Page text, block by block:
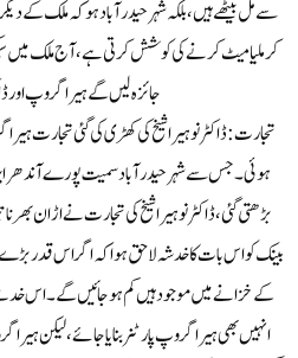
سے مل بیٹھے ہیں، بلکہ شہر حیدرآباد ہو کہ ملک کے
کر ملیا میٹ کرنے کی کوشش کرتی ہے، آج ملک میں
جائزہ لیں گے ہیرا گروپ اور
تجارت : ڈاکٹر نوہیرا شیخ کی کھڑی کی گئی تجارت
ہوئی۔ جس سے شہر حیدر آباد سمیت پورے آندھرا
بینک کو اس بات کا خدشہ لاحق ہوا کہ اگر اس قدر بڑے
انہیں بھی ہیرا گروپ پارٹنر بنایا جائے، لیکن